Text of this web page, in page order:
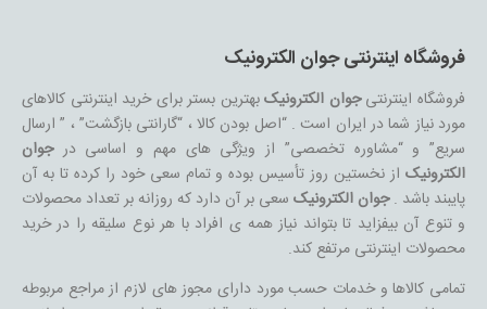
فروشگاه اینترنتی جوان الکترونیک
فروشگاه اینترنتیجوان الکترونیکبهترین بستر برای خرید اینترنتی کالاهای
مورد نیاز شما در ایران است . “اصل بودن کالا ، “گارانتی بازگشت” ، ” ارسال
سریع” و “مشاوره تخصصی” از ویژگی های مهم و اساسی درجوان
الکترونیکاز نخستین روز تأسیس بوده و تمام سعی خود را کرده تا به آن
پایبند باشد .جوان الکترونیکسعی بر آن دارد که روزانه بر تعداد محصولات
و تنوع آن بیفزاید تا بتواند نیاز همه ی افراد با هر نوع سلیقه را در خرید
محصولات اینترنتی مرتفع کند.
تمامی کالاها و خدمات حسب مورد دارای مجوز های لازم از مراجع مربوطه